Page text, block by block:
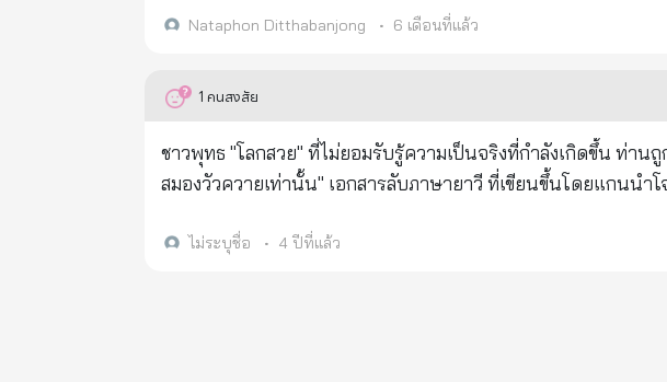
สังเวยทุกๆ พระองค์ครั้งถึงครบกำหนด ๓๖๕ วัน โลกสมมติว่า ปีหนึ่
พาหุรัดทัดดอกทับทิม อาภรณ์แก้วปัทมราช ภักษาหารอุทุมพร (ผลม
มาบนหลังครุฑ แต่ทางล้านนาจะมีความเชื่อว่าวันอาทิตย์ ชื่อ นางแพงศรี ถ้าวันจันทร์เป็นวันมหาสงกรานต์ นางส
นาม โคราคะเทวี ทรงพาหุรัดทัดดอกปีบ อาภรณ์แก้วมุกดา ภักษา
ทรงไม้เท้า เสด็จมาบนหลังพยัคฆ์ (เสือ) แต่ทางล้านนาจะมีความเชื่อว่าวันจันทร์ ชื่อ
สงกรานต์ นางสงกรานต์นาม รากษสเทวี ทรงพาหุรัดทัดดอกบัวห
ตรีศูล พระหัตถ์ซ้ายทรงธนู เสด็จมาบนหลังวราหะ (หมู) แต่ทางล้านนา
และศูนย์โฆษกกองทัพบก เกี่ยวกับเหตุการณ์การละเมิดข้อตกลงหยุ
ทันทีหลังเวลา 24.00 น. ตามข้อตกลงกับรัฐบาลกัมพูชา แต่ฝ่ายตร
ขึ้นในช่วงที่ทั้งสองประเทศประกาศความพยายามลดความตึงเครี
สื่อเป็นอย่างมาก
Nataphon Ditthabanjong • 6 เดือนที่แล้ว
1 คนสงสัย
ชาวพุทธ "โลกสวย" ที่ไม่ยอมรับรู้ความเป็นจริงที่กำลังเกิดขึ้น ท่าน
สมองวัวควายเท่านั้น" เอกสารลับภาษายาวี ที่เขียนขึ้นโดยแกนนำโจรมุสลิมเชื้อสายมลายู ในภาคใต้ของไทย และถูกทาง
ควายเท่านั้น ตามเอกสารแปลไทย ดังนี้ "15. ในการประชุมที่เกาะลังกาวี ดร. วันกาเดร์ เข้าร่วมสังเกตการณ์ด้วย ท่านพูดว่า
ไม่ระบุชื่อ • 4 ปีที่แล้ว